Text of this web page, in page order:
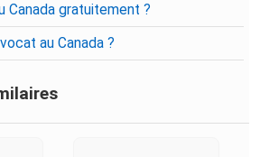
Canada gratuitement ?
au Canada ?